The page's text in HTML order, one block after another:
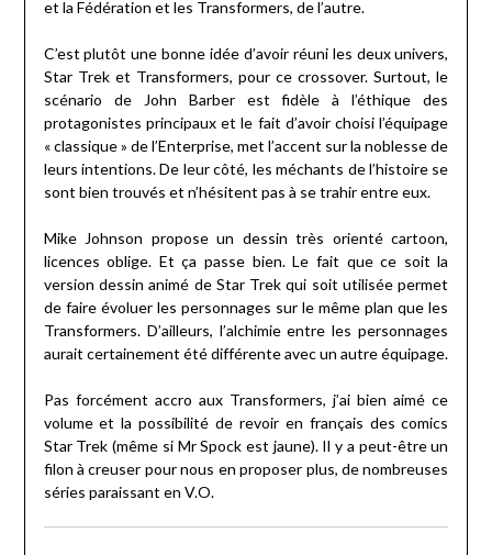
et la Fédération et les Transformers, de l’autre.
C’est plutôt une bonne idée d’avoir réuni les deux univers,
Star Trek et Transformers, pour ce crossover. Surtout, le
scénario de John Barber est fidèle à l’éthique des
protagonistes principaux et le fait d’avoir choisi l’équipage
« classique » de l’Enterprise, met l’accent sur la noblesse de
leurs intentions. De leur côté, les méchants de l’histoire se
sont bien trouvés et n’hésitent pas à se trahir entre eux.
Mike Johnson propose un dessin très orienté cartoon,
licences oblige. Et ça passe bien. Le fait que ce soit la
version dessin animé de Star Trek qui soit utilisée permet
de faire évoluer les personnages sur le même plan que les
Transformers. D’ailleurs, l’alchimie entre les personnages
aurait certainement été différente avec un autre équipage.
Pas forcément accro aux Transformers, j’ai bien aimé ce
volume et la possibilité de revoir en français des comics
Star Trek (même si Mr Spock est jaune). Il y a peut-être un
filon à creuser pour nous en proposer plus, de nombreuses
séries paraissant en V.O.